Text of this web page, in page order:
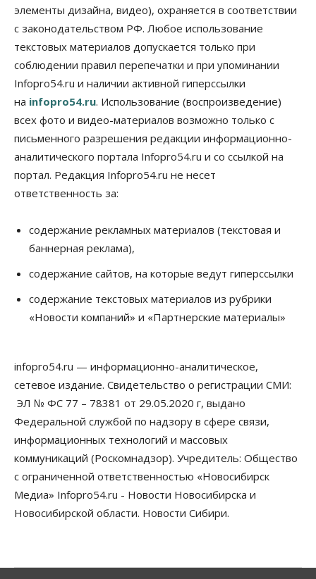
Общество
К современному юридическому образованию в
России возникает много вопросов
08 Августа 2026, 17:00
Общество
Новосибирские вузы опубликовали
приказы о зачислении на бюджетные места
08 Августа 2026, 16:00
Технологии
Искусственный интеллект впервые выписал
штраф за борщевик
Продажи подержанных электромобилей в
Новосибирской области растут второй месяц
08 Августа 2026, 13:00
Детские центры Новосибирска
перегибают с «педагогикой успеха», считает
психолог
Бизнес Общество
Союз продавцов маркетплейсов
обратился в правительство РФ из-за атак на WB
08 Августа 2026, 10:00
Общество
Новосибирцы будут получать квитанции за ЖКУ
по-новому
08 Августа 2026, 09:00
Бизнес
В Новосибирской области резко
элементы дизайна, видео), охраняется в соответствии
с законодательством РФ. Любое использование
текстовых материалов допускается только при
соблюдении правил перепечатки и при упоминании
Infopro54.ru и наличии активной гиперссылки
на infopro54.ru. Использование (воспроизведение)
всех фото и видео-материалов возможно только с
письменного разрешения редакции информационно-
аналитического портала Infopro54.ru и со ссылкой на
портал. Редакция Infopro54.ru не несет
ответственность за:
содержание рекламных материалов (текстовая и
баннерная реклама),
содержание сайтов, на которые ведут гиперссылки
содержание текстовых материалов из рубрики
«Новости компаний» и «Партнерские материалы»
infopro54.ru — информационно-аналитическое,
сетевое издание. Свидетельство о регистрации СМИ:
ЭЛ № ФС 77 – 78381 от 29.05.2020 г, выдано
Федеральной службой по надзору в сфере связи,
информационных технологий и массовых
коммуникаций (Роскомнадзор). Учредитель: Общество
с ограниченной ответственностью «Новосибирск
Медиа» Infopro54.ru - Новости Новосибирска и
Новосибирской области. Новости Сибири.